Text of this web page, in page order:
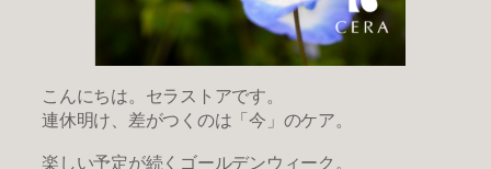
こんにちは。セラストアです。
連休明け、差がつくのは「今」のケア。
楽しい予定が続くゴールデンウィーク。